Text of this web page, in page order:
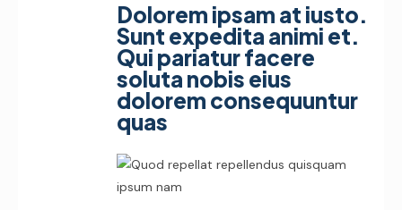
Dolorem ipsam at iusto.
Sunt expedita animi et.
Qui pariatur facere
soluta nobis eius
dolorem consequuntur
quas